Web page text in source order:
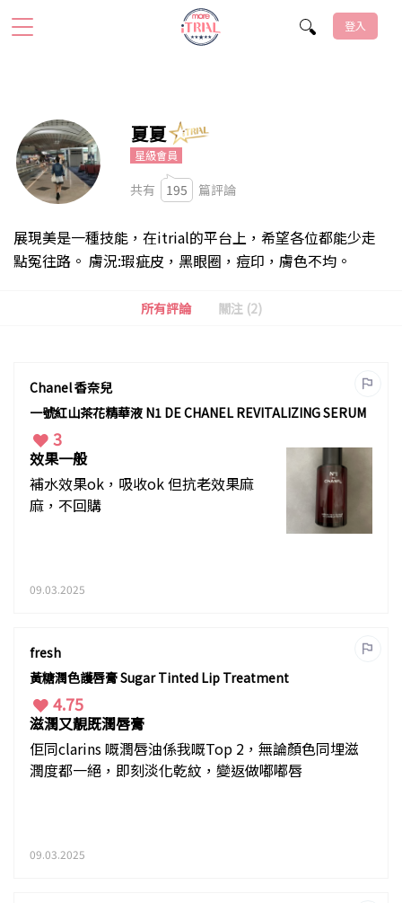
登入
夏夏
星級會員
共有 195 篇評論
展現美是一種技能，在itrial的平台上，希望各位都能少走
點冤往路。 膚況:瑕疵皮，黑眼圈，痘印，膚色不均。
所有評論 關注 (2)
Chanel 香奈兒
一號紅山茶花精華液 N1 DE CHANEL REVITALIZING SERUM
3
效果⼀般
補水效果ok，吸收ok 但抗老效果麻
麻，不回購
09.03.2025
fresh
黃糖潤色護唇膏 Sugar Tinted Lip Treatment
4.75
滋潤又靚既潤唇膏
佢同clarins 嘅潤唇油係我嘅Top 2，無論顏色同埋滋
潤度都一絕，即刻淡化乾紋，變返做嘟嘟唇
09.03.2025